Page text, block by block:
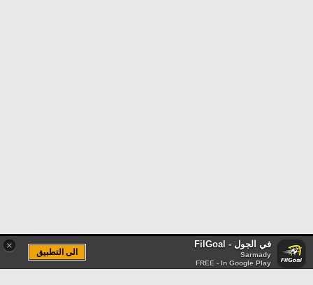
× في الجول - FilGoal
Sarmady
FREE - In Google Play
الى التطبيق